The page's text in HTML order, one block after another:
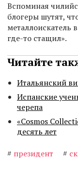
Вспоминая
блогеры шутят,
металлоискатель
где-то стащил».
Читайте
Итальянский
Испанские
черепа
«Cosmos
десять лет
# президент #